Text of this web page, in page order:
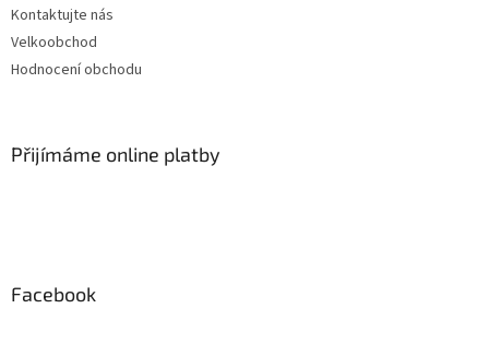
Kontaktujte nás
Velkoobchod
Hodnocení obchodu
Přijímáme online platby
Facebook